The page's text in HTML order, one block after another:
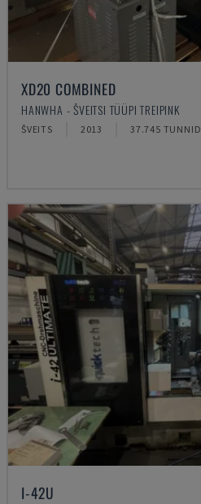
XD20 COMBINED
HANWHA - ŠVEITSI TÜÜPI TREIPINK
ŠVEITS 2013 37.745 TUNNID
I-42U